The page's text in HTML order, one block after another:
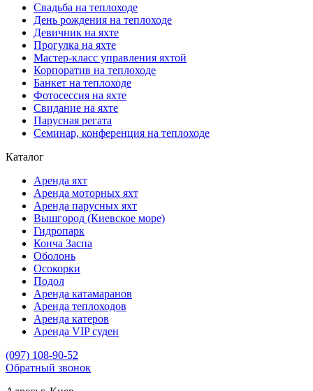
Свадьба на теплоходе
День рождения на теплоходе
Девичник на яхте
Прогулка на яхте
Мастер-класс управления яхтой
Корпоратив на теплоходе
Банкет на теплоходе
Фотосессия на яхте
Свидание на яхте
Парусная регата
Семинар, конференция на теплоходе
Каталог
Аренда яхт
Аренда моторных яхт
Аренда парусных яхт
Вышгород (Киевское море)
Гидропарк
Конча Заспа
Оболонь
Осокорки
Подол
Аренда катамаранов
Аренда теплоходов
Аренда катеров
Аренда VIP суден
(097) 108-90-52
Обратный звонок